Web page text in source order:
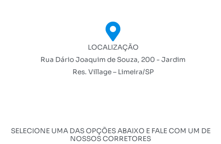
LOCALIZAÇÃO
Rua Dário Joaquim de Souza, 200 - Jardim
Res. Village – Limeira/SP
SELECIONE UMA DAS OPÇÕES ABAIXO E FALE COM UM DE
NOSSOS CORRETORES